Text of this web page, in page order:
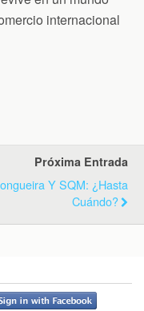
internacional
Próxima Entrada
Y SQM: ¿Hasta
Cuándo?